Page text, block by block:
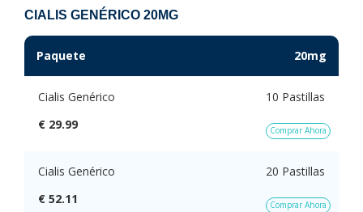
CIALIS GENÉRICO 20MG
Paquete 20mg
Cialis Genérico
10 Pastillas
€ 29.99
Comprar Ahora
Cialis Genérico
20 Pastillas
€ 52.11
Comprar Ahora